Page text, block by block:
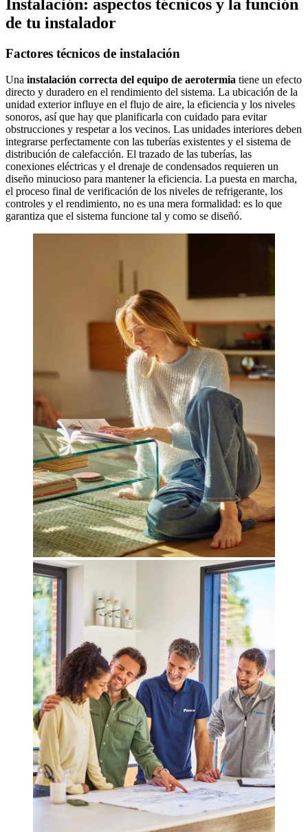
Instalación: aspectos técnicos y la función
de tu instalador
Factores técnicos de instalación
Una instalación correcta del equipo de aerotermia tiene un efecto
directo y duradero en el rendimiento del sistema. La ubicación de la
unidad exterior influye en el flujo de aire, la eficiencia y los niveles
sonoros, así que hay que planificarla con cuidado para evitar
obstrucciones y respetar a los vecinos. Las unidades interiores deben
integrarse perfectamente con las tuberías existentes y el sistema de
distribución de calefacción. El trazado de las tuberías, las
conexiones eléctricas y el drenaje de condensados requieren un
diseño minucioso para mantener la eficiencia. La puesta en marcha,
el proceso final de verificación de los niveles de refrigerante, los
controles y el rendimiento, no es una mera formalidad: es lo que
garantiza que el sistema funcione tal y como se diseñó.